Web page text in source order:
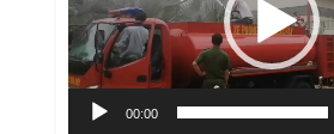
00:00